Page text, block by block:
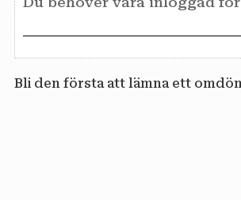
Bli den första att lämna ett